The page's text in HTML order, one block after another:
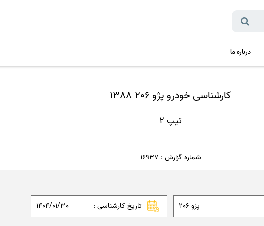
درباره ما
کارشناسی خودرو پژو 206 1388
تیپ 2
شماره گزارش : 16937
پژو 206 تاریخ کارشناسی : 1404/01/30